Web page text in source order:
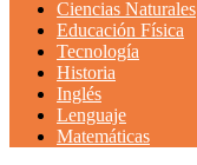
Ciencias Naturales
Educación Física
Tecnología
Historia
Inglés
Lenguaje
Matemáticas